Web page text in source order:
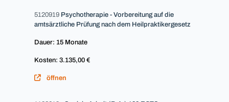
5120919 Psychotherapie - Vorbereitung auf die
amtsärztliche Prüfung nach dem Heilpraktikergesetz
Dauer: 15 Monate
Kosten: 3.135,00 €
öffnen